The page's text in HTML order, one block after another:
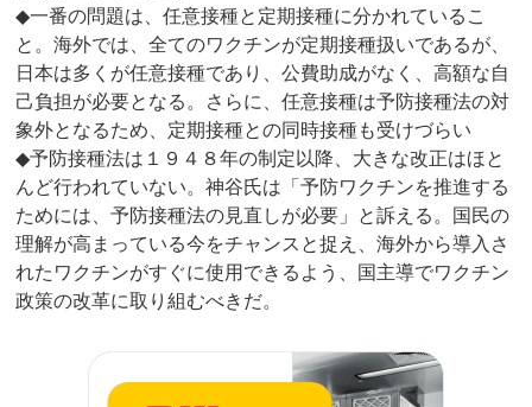
◆一番の問題は、任意接種と定期接種に分かれているこ
と。海外では、全てのワクチンが定期接種扱いであるが、
日本は多くが任意接種であり、公費助成がなく、高額な自
己負担が必要となる。さらに、任意接種は予防接種法の対
象外となるため、定期接種との同時接種も受けづらい
◆予防接種法は１９４８年の制定以降、大きな改正はほと
んど行われていない。神谷氏は「予防ワクチンを推進する
ためには、予防接種法の見直しが必要」と訴える。国民の
理解が高まっている今をチャンスと捉え、海外から導入さ
れたワクチンがすぐに使用できるよう、国主導でワクチン
政策の改革に取り組むべきだ。